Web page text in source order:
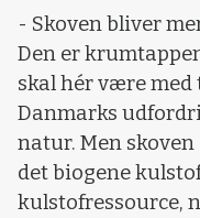
- Skoven bliver
Den er
skal hér være
Danmarks
natur. Men
det biogene
kulstofressource,